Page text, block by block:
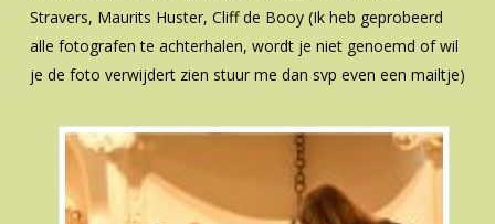
Stravers, Maurits Huster, Cliff de Booy (Ik heb geprobeerd
alle fotografen te achterhalen, wordt je niet genoemd of wil
je de foto verwijdert zien stuur me dan svp even een mailtje)